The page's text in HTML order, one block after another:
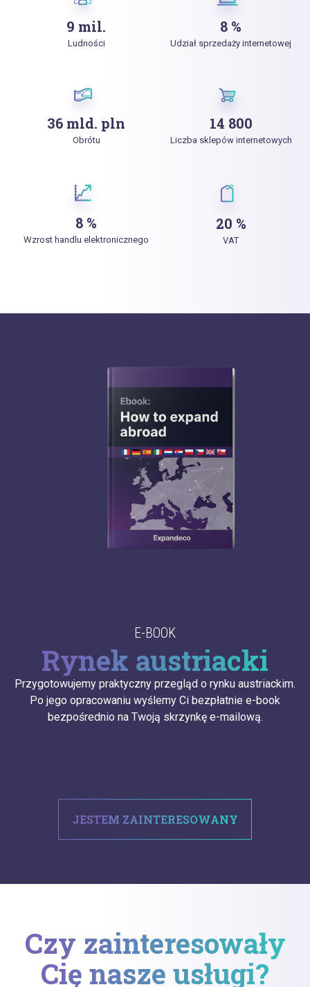
9 mil.
Ludności
8 %
Udział sprzedaży internetowej
36 mld. pln
Obrótu
14 800
Liczba sklepów internetowych
8 %
Wzrost handlu elektronicznego
20 %
VAT
E-BOOK
Rynek austriacki
Przygotowujemy praktyczny przegląd o rynku austriackim.
Po jego opracowaniu wyślemy Ci bezpłatnie e-book
bezpośrednio na Twoją skrzynkę e-mailową.
JESTEM ZAINTERESOWANY
Czy zainteresowały
Cię nasze usługi?